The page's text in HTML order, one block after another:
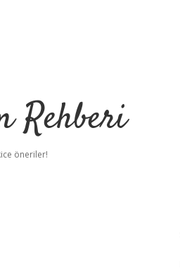
Rehberi
öneriler!